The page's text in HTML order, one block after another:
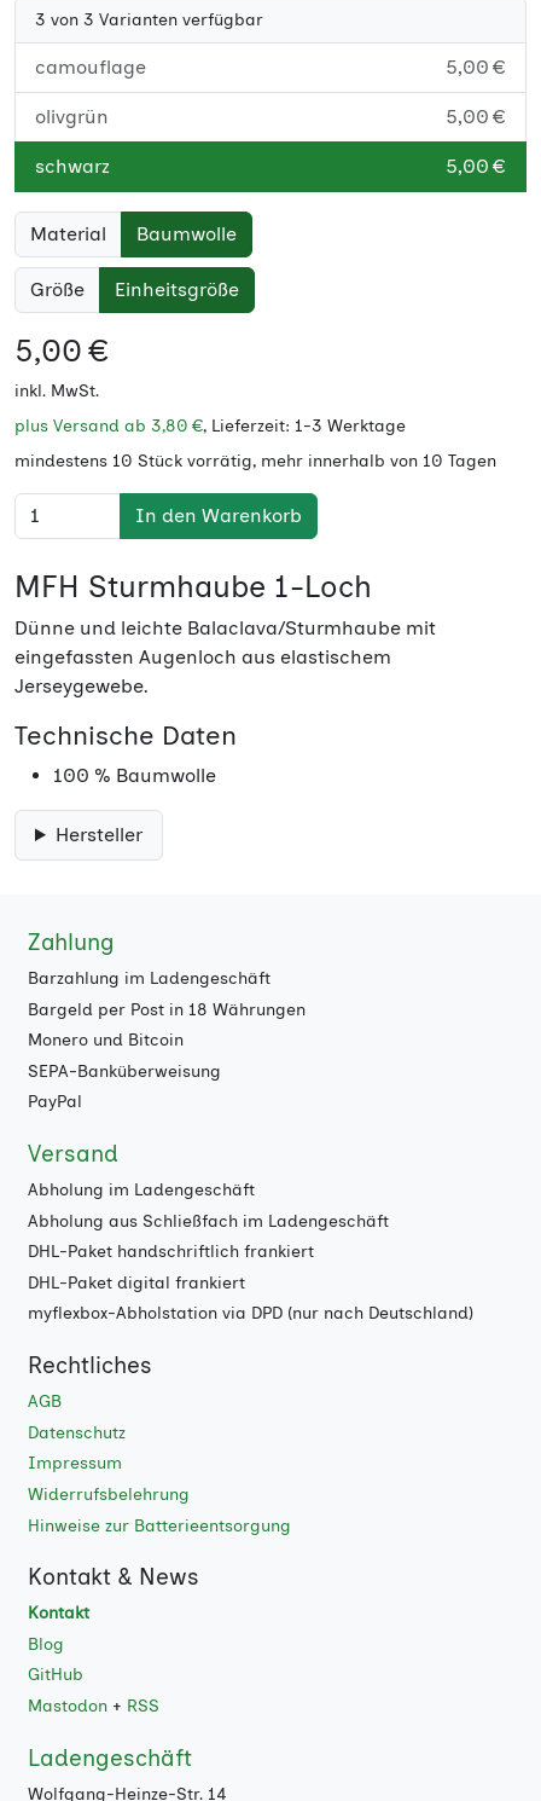
3 von 3 Varianten verfügbar
camouflage 5,00 €
olivgrün 5,00 €
schwarz 5,00 €
Material Baumwolle
Größe Einheitsgröße
5,00 €
inkl. MwSt.
plus Versand ab 3,80 €, Lieferzeit: 1-3 Werktage
mindestens 10 Stück vorrätig, mehr innerhalb von 10 Tagen
In den Warenkorb
MFH Sturmhaube 1-Loch
Dünne und leichte Balaclava/Sturmhaube mit
eingefassten Augenloch aus elastischem
Jerseygewebe.
Technische Daten
100 % Baumwolle
Hersteller
Zahlung
Barzahlung im Ladengeschäft
Bargeld per Post in 18 Währungen
Monero und Bitcoin
SEPA-Banküberweisung
PayPal
Versand
Abholung im Ladengeschäft
Abholung aus Schließfach im Ladengeschäft
DHL-Paket handschriftlich frankiert
DHL-Paket digital frankiert
myflexbox-Abholstation via DPD (nur nach Deutschland)
Rechtliches
AGB
Datenschutz
Impressum
Widerrufsbelehrung
Hinweise zur Batterieentsorgung
Kontakt & News
Kontakt
Blog
GitHub
Mastodon+ RSS
Ladengeschäft
Wolfgang-Heinze-Str. 14